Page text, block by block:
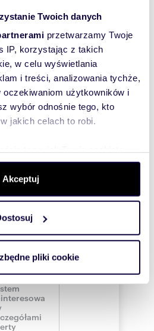
Twoich danych
przetwarzamy Twoje
IP, korzystając z takich
w celu wyświetlania
i treści, analizowania tychże,
użytkowników i
wybór odnośnie tego, kto
jakich celach to robi.
ustaw własne preferencje w
Deklaracji plików cookie możesz
zgodę w dowolnej chwili.
do spersonalizowania treści
społecznościowe i
udostępniamy partnerom
te informacje z innymi danymi
uzyskanymi podczas
Akceptuj
pliki cookie
od tego, czy szukasz
przestrzeni dla
inwestycji na lata.
aby
oferty
się z
Tobą